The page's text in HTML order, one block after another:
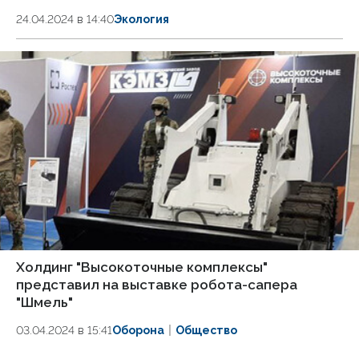
24.04.2024 в 14:40Экология
Холдинг "Высокоточные комплексы"
представил на выставке робота-сапера
"Шмель"
03.04.2024 в 15:41Оборона Общество